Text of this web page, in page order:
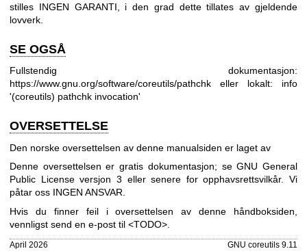
stilles INGEN GARANTI, i den grad dette tillates av gjeldende
lovverk.
SE OGSÅ
Fullstendig dokumentasjon:
https://www.gnu.org/software/coreutils/pathchk
eller lokalt: info
'(coreutils) pathchk invocation'
OVERSETTELSE
Den norske oversettelsen av denne manualsiden er laget av
Denne oversettelsen er gratis dokumentasjon; seGNU General
Public License versjon 3 eller senere for opphavsrettsvilkår. Vi
påtar oss INGEN ANSVAR.
Hvis du finner feil i oversettelsen av denne håndboksiden,
vennligst send en e-post til <TODO>.
April 2026 GNU coreutils 9.11